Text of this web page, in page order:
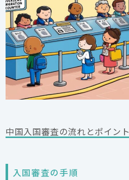
中国入国審査の流れとポイント
入国審査の手順